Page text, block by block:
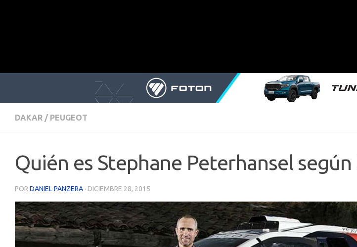
DAKAR / PEUGEOT
Quién es Stephane Peterhansel
POR DANIEL PANZERA · DICIEMBRE 28, 2015